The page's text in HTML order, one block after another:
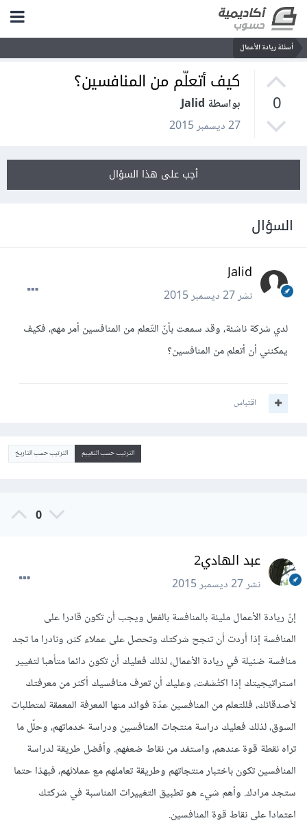
أسئلة ريادة الأعمال
0
كيف أتعلّم من المنافسين؟
بواسطة Jalid
27 ديسمبر 2015
أجب على هذا السؤال
السؤال
Jalid
نشر27 ديسمبر 2015
لدي شركة ناشئة، وقد سمعت بأنّ التّعلم من المنافسين أمر مهم، فكيف
يمكنني أن أتعلم من المنافسين؟
اقتباس
الترتيب حسب التقييم الترتيب حسب التاريخ
0
عبد الهادي2
نشر27 ديسمبر 2015
إنّ ريادة الأعمال مليئة بالمنافسة بالفعل ويجب أن تكون قادرا على
المنافسة إذا أردت أن تنجح شركتك وتحصل على عملاء كثر، ونادرا ما تجد
منافسة ضئيلة في ريادة الأعمال، لذلك فعليك أن تكون دائما متأهبا لتغيير
استراتيجيتك إذا اكتُشفت، وعليك أن تعرف منافسيك أكثر من معرفتك
لأصدقائك، فللتعلم من المنافسين عدّة فوائد منها المعرفة المعمقة لمتطلبات
السوق، لذلك فعليك دراسة منتجات المنافسين ودراسة خدماتهم، وحلّل ما
تراه نقطة قوة عندهم، واستفد من نقاط ضعفهم. وأفضل طريقة لدراسة
المنافسين تكون باختبار منتجاتهم وطريقة تعاملهم مع عملائهم، فبهذا حتما
ستجد مرادك. وأهم شيء هو تطبيق التغييرات المناسبة في شركتك
اعتمادا على نقاط قوة المنافسين.